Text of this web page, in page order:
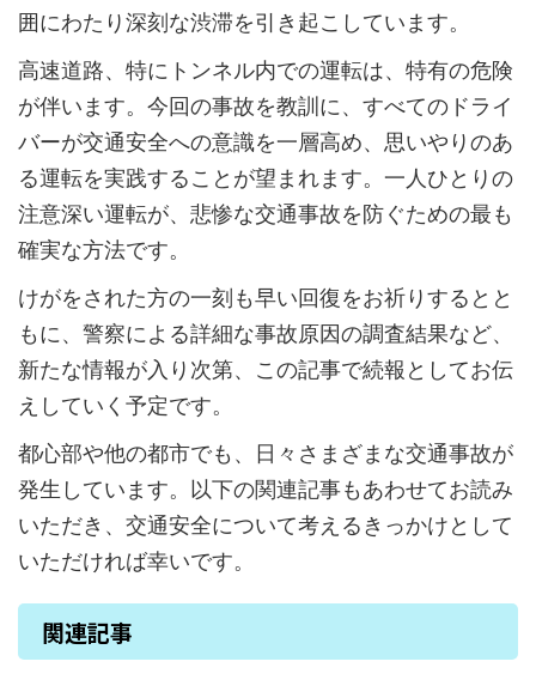
囲にわたり深刻な渋滞を引き起こしています。
高速道路、特にトンネル内での運転は、特有の危険
が伴います。今回の事故を教訓に、すべてのドライ
バーが交通安全への意識を一層高め、思いやりのあ
る運転を実践することが望まれます。一人ひとりの
注意深い運転が、悲惨な交通事故を防ぐための最も
確実な方法です。
けがをされた方の一刻も早い回復をお祈りするとと
もに、警察による詳細な事故原因の調査結果など、
新たな情報が入り次第、この記事で続報としてお伝
えしていく予定です。
都心部や他の都市でも、日々さまざまな交通事故が
発生しています。以下の関連記事もあわせてお読み
いただき、交通安全について考えるきっかけとして
いただければ幸いです。
関連記事